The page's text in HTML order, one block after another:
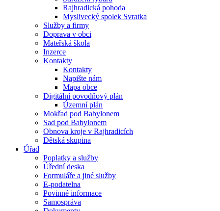
Rajhradická pohoda
Myslivecký spolek Svratka
Služby a firmy
Doprava v obci
Mateřská škola
Inzerce
Kontakty
Kontakty
Napište nám
Mapa obce
Digitální povodňový plán
Územní plán
Mokřad pod Babylonem
Sad pod Babylonem
Obnova kroje v Rajhradicích
Dětská skupina
Úřad
Poplatky a služby
Úřední deska
Formuláře a jiné služby
E-podatelna
Povinné informace
Samospráva